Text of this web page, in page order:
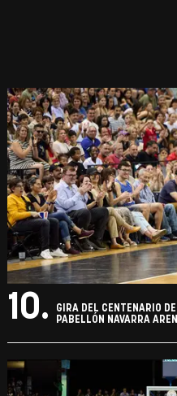
10.
GIRA DEL CENTENARIO
PABELLÓN NAVARRA